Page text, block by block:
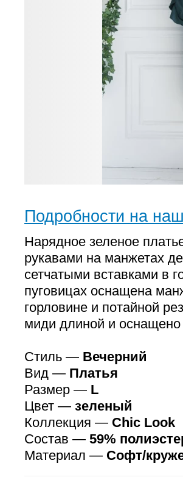
Подробности на
Нарядное зеленое
рукавами на манжетах
сетчатыми вставками в
пуговицах оснащена
горловине и потайной
миди длиной и
Стиль — Вечерний
Вид — Платья
Размер — L
Цвет — зеленый
Коллекция — Chic Look
Состав — 59%
Материал — Софт/